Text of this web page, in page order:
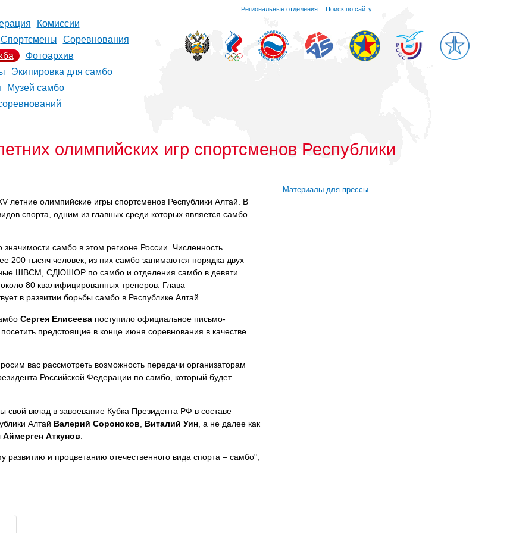
Региональные отделения Поиск по сайту
Комиссии
Спортсмены
Соревнования
Фотоархив
Экипировка для самбо
Музей самбо
олимпийских игр спортсменов Республики
летние олимпийские игры спортсменов Республики Алтай. В
спорта, одним из главных среди которых является самбо
самбо в этом регионе России. Численность
200 тысяч человек, из них самбо занимаются порядка двух
ШВСМ, СДЮШОР по самбо и отделения самбо в девяти
80 квалифицированных тренеров. Глава
в развитии борьбы самбо в Республике Алтай.
Сергея Елисеева поступило официальное письмо-
предстоящие в конце июня соревнования в качестве
вас рассмотреть возможность передачи организаторам
Российской Федерации по самбо, который будет
свой вклад в завоевание Кубка Президента РФ в составе
Алтай Валерий Сороноков Виталий Уин , а не далее как
Аймерген Аткунов
и процветанию отечественного вида спорта – самбо",
Материалы для прессы